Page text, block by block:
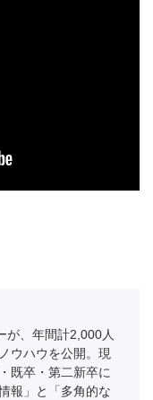
が、年間計2,000人
ウハウを公開。現
既卒・第二新卒に
報」と「多角的な